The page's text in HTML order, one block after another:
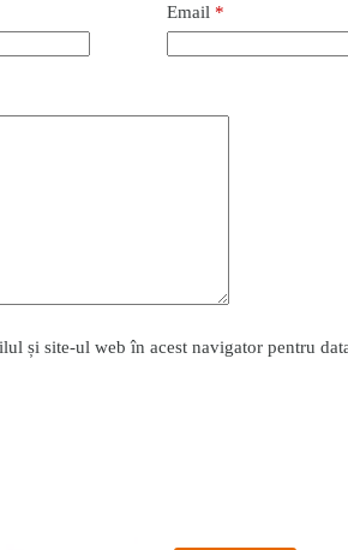
Email *
și site-ul web în acest navigator pentru